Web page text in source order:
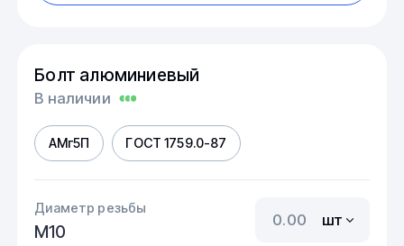
Болт алюминиевый
В наличии
АМг5П ГОСТ 1759.0-87
Диаметр резьбы
М10
шт